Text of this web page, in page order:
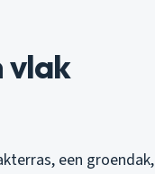
vlak
een groendak,